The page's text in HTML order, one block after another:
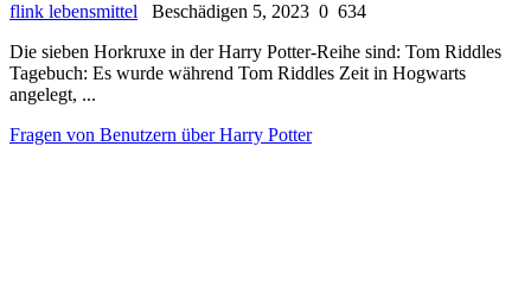
flink lebensmittel Beschädigen 5, 2023 0 634
Die sieben Horkruxe in der Harry Potter-Reihe sind: Tom Riddles
Tagebuch: Es wurde während Tom Riddles Zeit in Hogwarts
angelegt, ...
Fragen von Benutzern über Harry Potter